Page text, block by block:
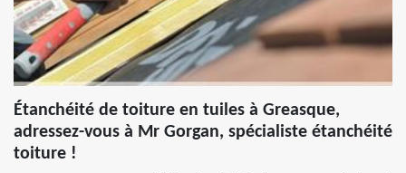
Étanchéité de toiture en tuiles à Greasque,
adressez-vous à Mr Gorgan, spécialiste étanchéité
toiture !